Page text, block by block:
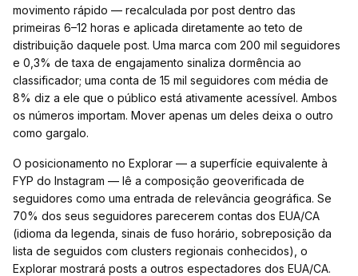
movimento rápido — recalculada por post dentro das
primeiras 6–12 horas e aplicada diretamente ao teto de
distribuição daquele post. Uma marca com 200 mil seguidores
e 0,3% de taxa de engajamento sinaliza dormência ao
classificador; uma conta de 15 mil seguidores com média de
8% diz a ele que o público está ativamente acessível. Ambos
os números importam. Mover apenas um deles deixa o outro
como gargalo.
O posicionamento no Explorar — a superfície equivalente à
FYP do Instagram — lê a composição geoverificada de
seguidores como uma entrada de relevância geográfica. Se
70% dos seus seguidores parecerem contas dos EUA/CA
(idioma da legenda, sinais de fuso horário, sobreposição da
lista de seguidos com clusters regionais conhecidos), o
Explorar mostrará posts a outros espectadores dos EUA/CA.